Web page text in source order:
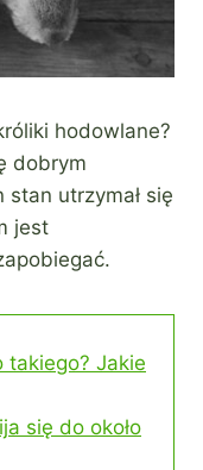
hodowlane?
dobrym
utrzymał się
jest
takiego? Jakie
się do około